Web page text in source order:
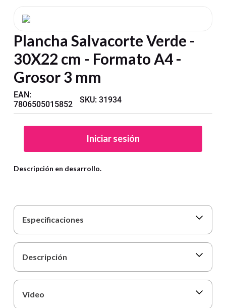
Plancha Salvacorte Verde -
30X22 cm - Formato A4 -
Grosor 3 mm
EAN:
7806505015852
SKU:31934
Iniciar sesión
Descripción en desarrollo.
Especificaciones
Descripción
Video
7. cartulina
8. harry potter
9. carpetas
10. lapiz